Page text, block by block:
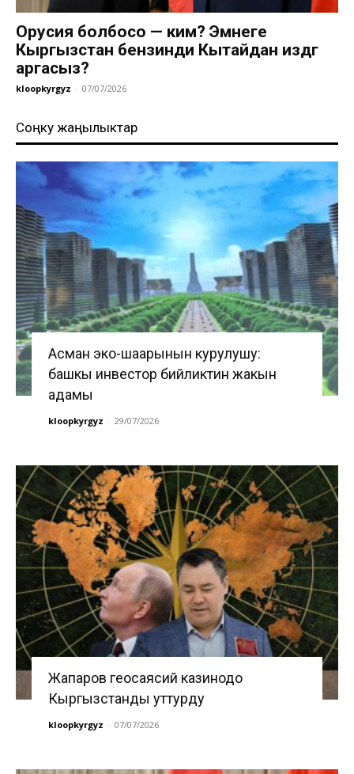
Орусия болбосо — ким? Эмнеге
Кыргызстан бензинди Кытайдан издөөгө
аргасыз?
kloopkyrgyz - 07/07/2026
Соңку жаңылыктар
Асман эко-шаарынын курулушу:
башкы инвестор бийликтин жакын
адамы
kloopkyrgyz - 29/07/2026
Жапаров геосаясий казинодо
Кыргызстанды уттурду
kloopkyrgyz - 07/07/2026